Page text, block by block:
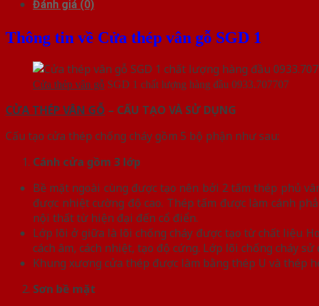
Đánh giá (0)
Thông tin về Cửa thép vân gỗ SGD 1
Cửa thép vân gỗ SGD 1 chất lượng hàng đầu 0933.707707
CỬA THÉP VÂN GỖ – CẤU TẠO VÀ SỬ DỤNG
Cấu tạo cửa thép chống cháy gồm 5 bộ phận như sau:
Cánh cửa gồm 3 lớp
Bề mặt ngoài cùng được tạo nên bởi 2 tấm thép phủ
được nhiệt cường độ cao. Thép tấm được làm cánh
nội thất từ hiện đại đến cổ điển.
Lớp lõi ở giữa là lõi chống cháy được tạo từ chất liệu
cách âm, cách nhiệt, tạo độ cứng. Lớp lõi chống cháy
Khung xương cửa thép được làm bằng thép U và thép
Sơn bề mặt